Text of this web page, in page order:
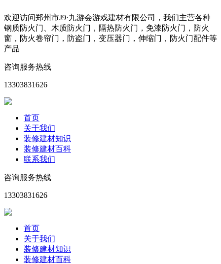
欢迎访问郑州市J9·九游会游戏建材有限公司，我们主营各种
钢质防火门、木质防火门，隔热防火门，免漆防火门，防火
窗，防火卷帘门，防盗门，变压器门，伸缩门，防火门配件等
产品
咨询服务热线
13303831626
首页
关于我们
装修建材知识
装修建材百科
联系我们
咨询服务热线
13303831626
首页
关于我们
装修建材知识
装修建材百科